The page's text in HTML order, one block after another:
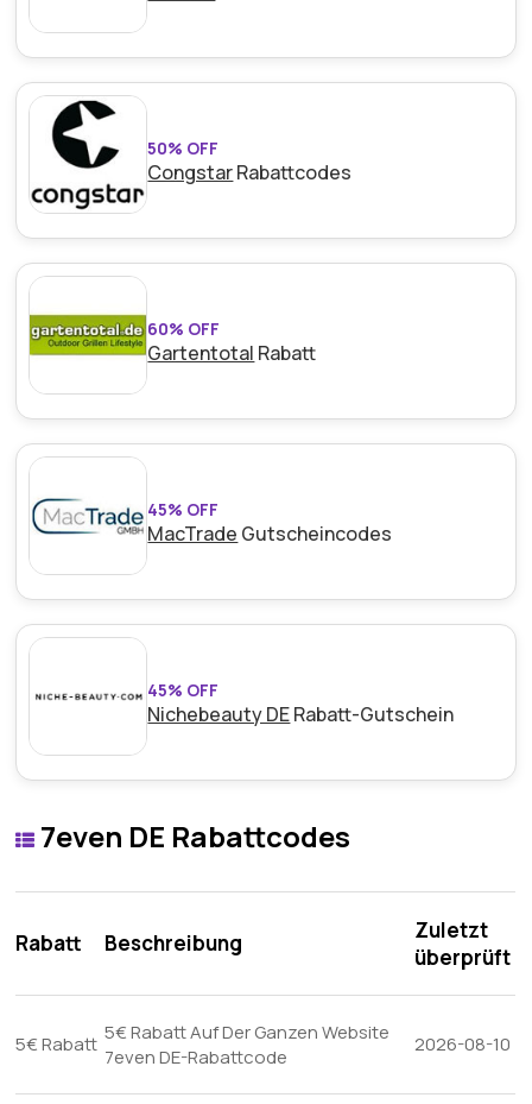
50% OFF
CongstarRabattcodes
60% OFF
Gartentotal Rabatt
45% OFF
MacTrade Gutscheincodes
45% OFF
Nichebeauty DERabatt-Gutschein
7even DE Rabattcodes
Rabatt Beschreibung
Zuletzt
überprüft
5€ Rabatt 5€ Rabatt Auf Der Ganzen Website
7even DE-Rabattcode
2026-08-10